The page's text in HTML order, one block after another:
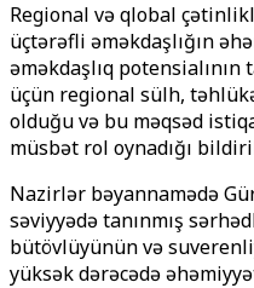
Regional və qlobal
üçtərəfli əməkdaşlığın
əməkdaşlıq potensialının
üçün regional sülh,
olduğu və bu məqsəd
müsbət rol oynadığı
Nazirlər bəyannamədə
səviyyədə tanınmış
bütövlüyünün və
yüksək dərəcədə